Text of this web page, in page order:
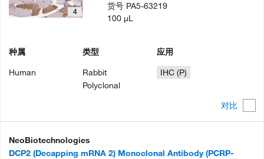
对比
4
种属
Human
类型
Rabbit
Polyclonal
应用
IHC (P)
货号 PA5-63219
100 µL
NeoBiotechnologies
DCP2 (Decapping mRNA 2) Monoclonal Antibody (PCRP-